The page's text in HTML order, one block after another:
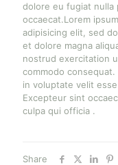
dolore eu fugiat nulla
occaecat.Lorem
adipisicing elit, sed
et dolore magna
nostrud exercitation
commodo
in voluptate velit
Excepteur sint
culpa qui officia .
Share